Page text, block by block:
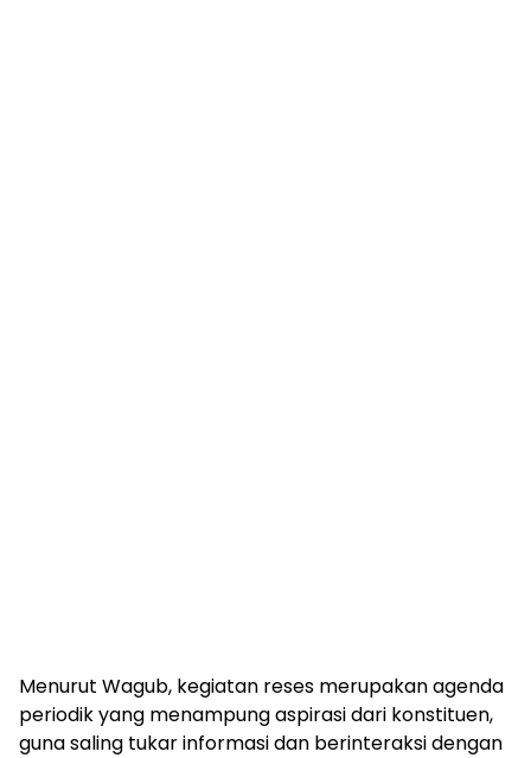
Menurut Wagub, kegiatan reses merupakan agenda
periodik yang menampung aspirasi dari konstituen,
guna saling tukar informasi dan berinteraksi dengan